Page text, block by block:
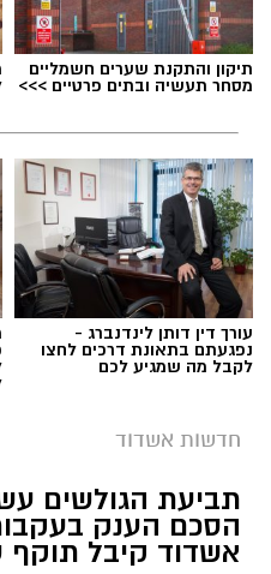
תיקון והתקנת שערים חשמליים
מסחר תעשיה ובתים פרטיים >>>
עורך דין דותן לינדנברג -
נפגעתם בתאונת דרכים לחצו
לקבל מה שמגיע לכם
חדשות אשדוד
תביעת הגולשים
הסכם הענק
אשדוד קיבל תוקף